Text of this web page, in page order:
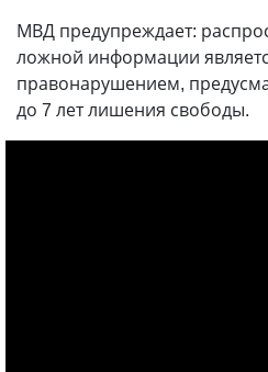
МВД предупреждает:
ложной информации
правонарушением,
до 7 лет лишения свободы.